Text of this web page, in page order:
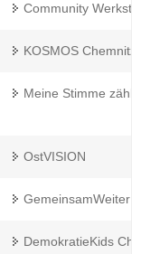
Community
KOSMOS Chemnitz
Meine Stimme
OstVISION
DemokratieKids